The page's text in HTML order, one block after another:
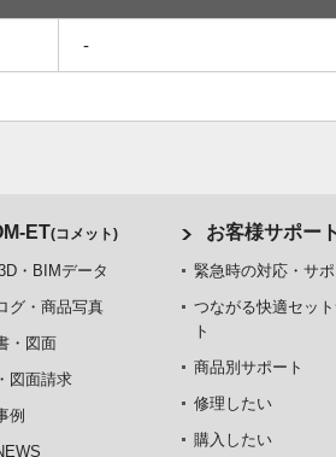
-
ET(コメット)
・BIMデータ
グ・商品写真
・図面
図面請求
例
お客様サポー
緊急時の対応・サ
つながる快適セッ
ト
商品別サポート
修理したい
購入したい